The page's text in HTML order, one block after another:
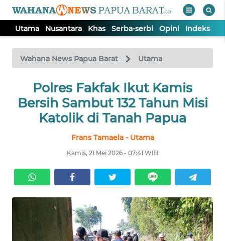
Utama Nusantara Khas Serba-serbi Opini Indeks
Wahana News Papua Barat Utama
Polres Fakfak Ikut Kamis
Bersih Sambut 132 Tahun Misi
Katolik di Tanah Papua
Frans Tamaela - Utama
Kamis, 21 Mei 2026 - 07:41 WIB
TV
Tutup
UTAMA
NUSANTARA
SERBA-
SERBI
OPINI